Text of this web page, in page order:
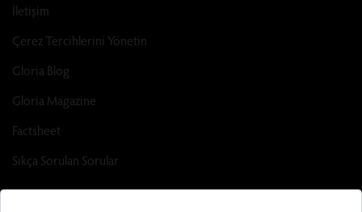
İletişim
Çerez Tercihlerini Yönetin
Gloria Blog
Gloria Magazine
Factsheet
Sıkça Sorulan Sorular